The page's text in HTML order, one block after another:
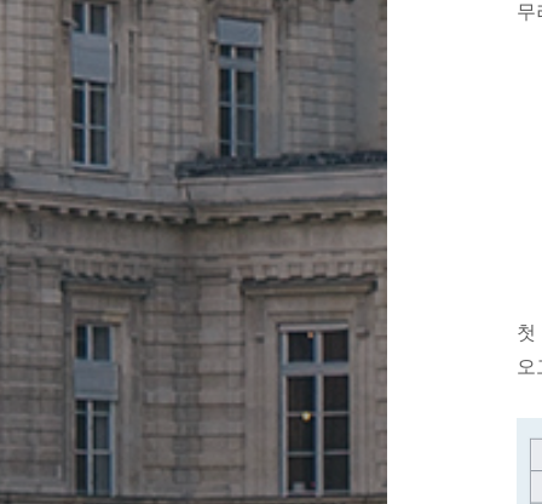
무
첫
오